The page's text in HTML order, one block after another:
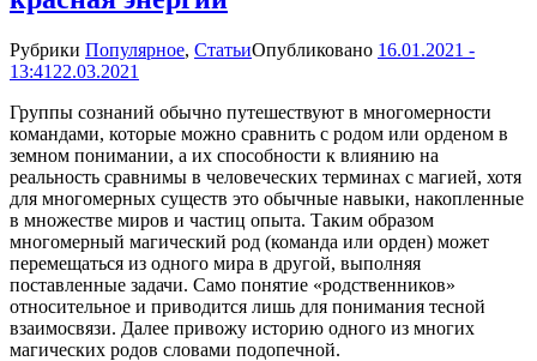
Рубрики Популярное, СтатьиОпубликовано 16.01.2021 -
13:41 22.03.2021
Группы сознаний обычно путешествуют в многомерности
командами, которые можно сравнить с родом или орденом в
земном понимании, а их способности к влиянию на
реальность сравнимы в человеческих терминах с магией, хотя
для многомерных существ это обычные навыки, накопленные
в множестве миров и частиц опыта. Таким образом
многомерный магический род (команда или орден) может
перемещаться из одного мира в другой, выполняя
поставленные задачи. Само понятие «родственников»
относительное и приводится лишь для понимания тесной
взаимосвязи. Далее привожу историю одного из многих
магических родов словами подопечной.